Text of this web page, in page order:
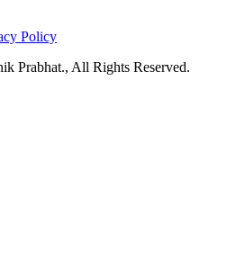
Policy
Prabhat., All Rights Reserved.